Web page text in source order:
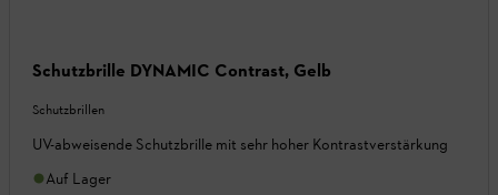
Schutzbrille DYNAMIC Contrast, Gelb
Schutzbrillen
UV-abweisende Schutzbrille mit sehr hoher Kontrastverstärkung
Auf Lager